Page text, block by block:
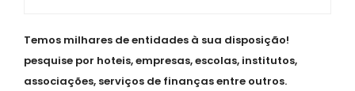
Temos milhares de entidades à sua disposição!
pesquise por hoteis, empresas, escolas, institutos,
associações, serviços de finanças entre outros.